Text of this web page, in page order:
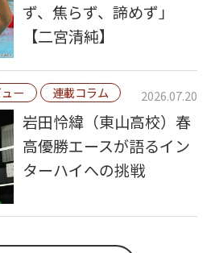
ず、焦らず、諦めず」
【二宮清純】
ー 連載コラム 2026.07.20
岩田怜緯（東山高校）春
高優勝エースが語るイン
ターハイへの挑戦